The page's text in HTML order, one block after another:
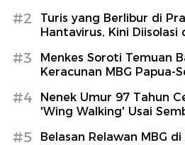
#2
Turis yang Berlibur di
Hantavirus, Kini Diisolasi
#3
Menkes Soroti Temuan
Keracunan MBG Papua-
#4
Nenek Umur 97 Tahun
'Wing Walking' Usai
#5
Belasan Relawan MBG